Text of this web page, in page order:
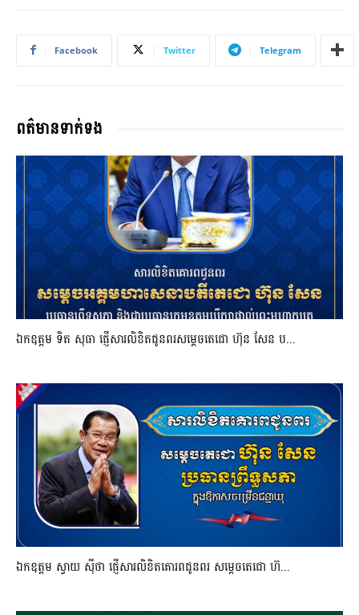
Facebook Twitter Telegram
ពត៌មានទាក់ទង
ឯកឧត្តម ទិត សុធា ផ្ញើសារលិខិតជូនពរសម្តេចតេជោ ហ៊ុន សែន ប...
ឯកឧត្តម ស្វាយ ស៊ីថា ផ្ញើសារលិខិតគោរពជូនពរ សម្ដេចតេជោ ហ៊...